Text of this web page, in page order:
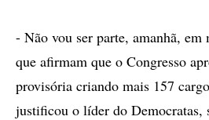
- Não vou ser parte, amanhã, em
que afirmam que o Congresso
provisória criando mais 157
justificou o líder do Democratas,